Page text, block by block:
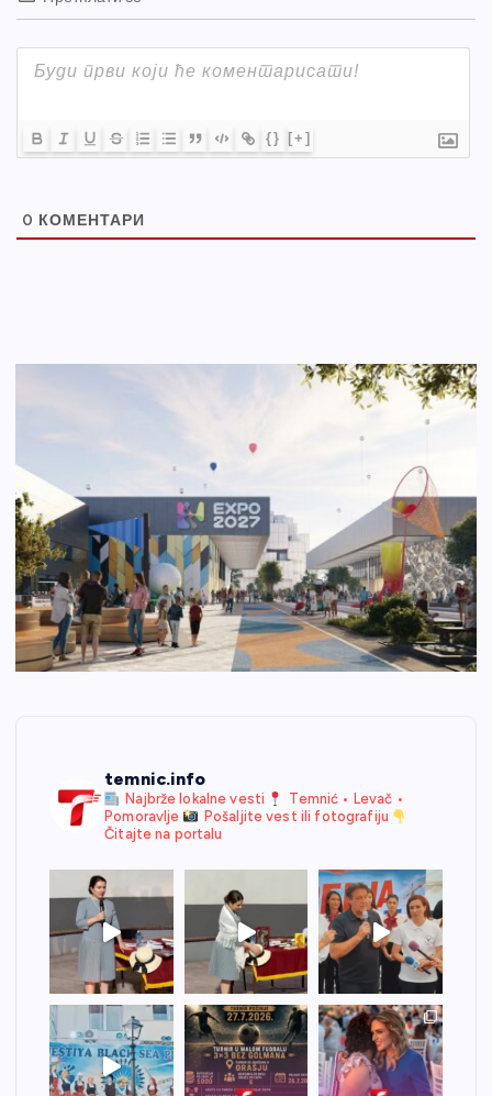
{} [+]
0 КОМЕНТАРИ
temnic.info
Najbrže lokalne vesti
Temnić • Levač •
Pomoravlje
Pošaljite vest ili fotografiju
Čitajte na portalu